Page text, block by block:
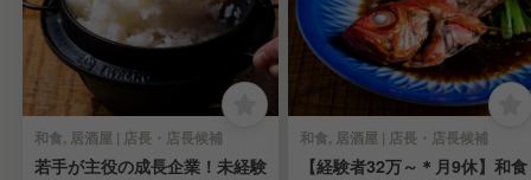
和食, 居酒屋 | 店長・店長候補
若手が主役の成長企業！未経験
和食, 居酒屋 | 店長・店長候補
【経験者32万～＊月9休】和食